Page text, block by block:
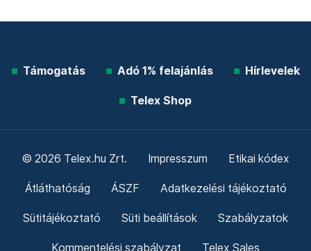
Támogatás Adó 1% felajánlás Hírlevelek
Telex Shop
© 2026 Telex.hu Zrt. Impresszum Etikai kódex
Átláthatóság ÁSZF Adatkezelési tájékoztató
Sütitájékoztató Süti beállítások Szabályzatok
Kommentelési szabályzat Telex Sales